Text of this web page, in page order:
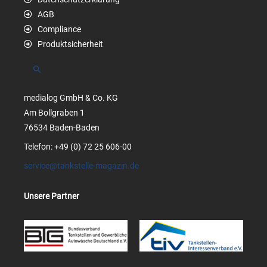
AGB
Compliance
Produktsicherheit
Suchen
medialog GmbH & Co. KG
Am Bollgraben 1
76534 Baden-Baden
Telefon: +49 (0) 72 25 606-00
service@tankstelle-magazin.de
Unsere Partner